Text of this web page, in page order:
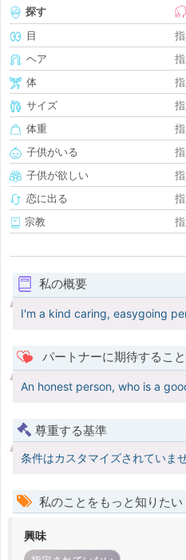
探す
目
ヘア
体
サイズ
体重
子供がいる
子供が欲しい
恋に出る
宗教
私の概要
I'm a kind caring, easygoing
パートナーに期待すること
An honest person, who is a
尊重する基準
条件はカスタマイズされていま
私のことをもっと知りたい
興味